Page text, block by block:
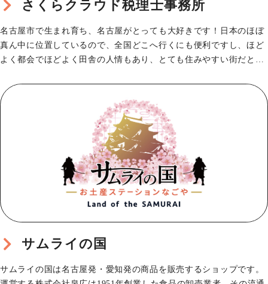
さくらクラウド税理士事務所
名古屋市で生まれ育ち、名古屋がとっても大好きです！日本のほぼ
真ん中に位置しているので、全国どこへ行くにも便利ですし、ほど
よく都会でほどよく田舎の人情もあり、とても住みやすい街だと思
サムライの国
サムライの国は名古屋発・愛知発の商品を販売するショップです。